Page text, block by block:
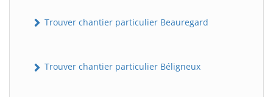
Trouver chantier particulier Beauregard
Trouver chantier particulier Béligneux